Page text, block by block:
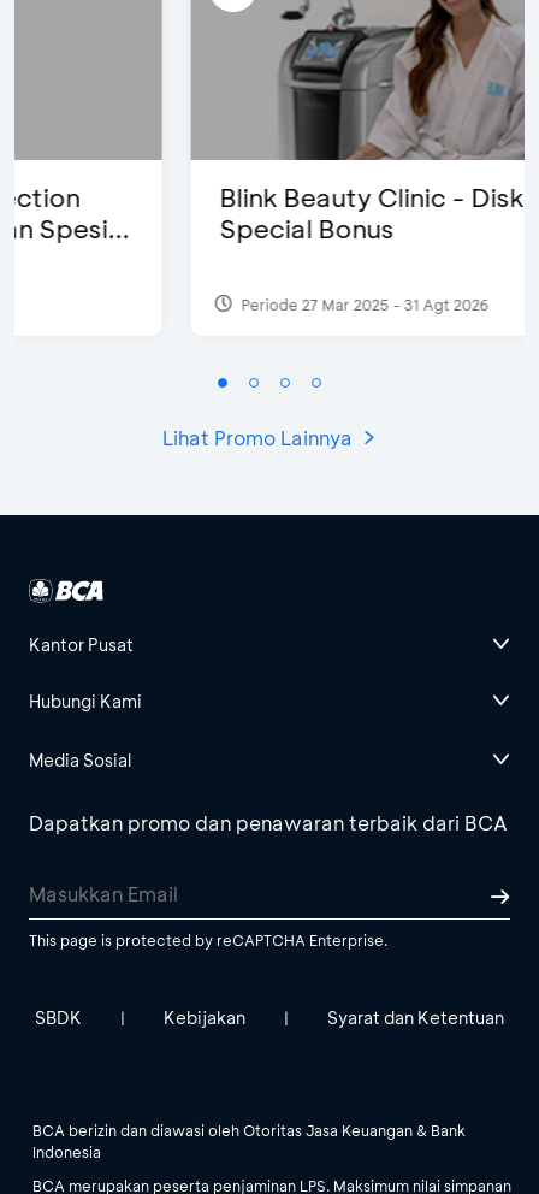
Blink Beauty Clinic - Diskon 25% &
Special Bonus
Periode 27 Mar 2025 - 31 Agt 2026
Lihat Promo Lainnya
Kantor Pusat
Hubungi Kami
Media Sosial
Dapatkan promo dan penawaran terbaik dari BCA
This page is protected by reCAPTCHA Enterprise.
SBDK | Kebijakan | Syarat dan Ketentuan
BCA berizin dan diawasi oleh Otoritas Jasa Keuangan & Bank
Indonesia
BCA merupakan peserta penjaminan LPS. Maksimum nilai simpanan